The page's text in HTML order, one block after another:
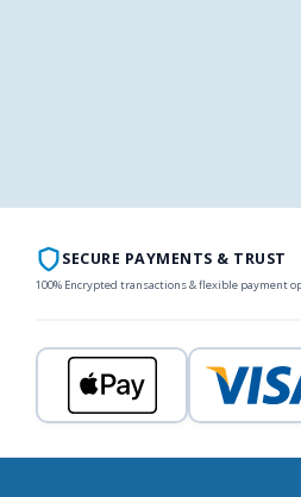
SECURE PAYMENTS & TRUST
100% Encrypted transactions & flexible payment